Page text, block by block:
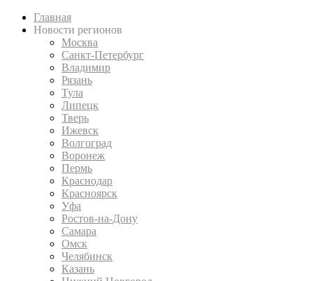
Главная
Новости регионов
Москва
Санкт-Петербург
Владимир
Рязань
Тула
Липецк
Тверь
Ижевск
Волгоград
Воронеж
Пермь
Краснодар
Красноярск
Уфа
Ростов-на-Дону
Самара
Омск
Челябинск
Казань